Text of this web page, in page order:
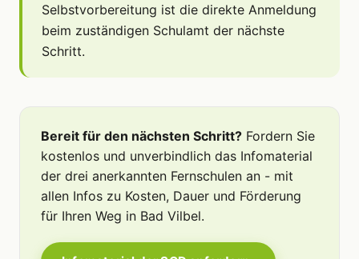
Selbstvorbereitung ist die direkte Anmeldung
beim zuständigen Schulamt der nächste
Schritt.
Bereit für den nächsten Schritt? Fordern Sie
kostenlos und unverbindlich das Infomaterial
der drei anerkannten Fernschulen an - mit
allen Infos zu Kosten, Dauer und Förderung
für Ihren Weg in Bad Vilbel.